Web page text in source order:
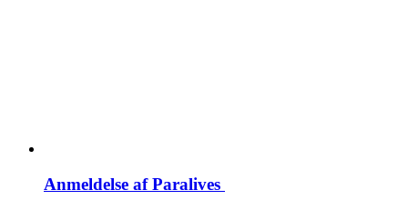
Anmeldelse af Paralives